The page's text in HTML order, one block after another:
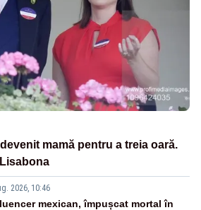
mamă pentru a treia oară.
2026, 10:46
mexican, împușcat mortal în